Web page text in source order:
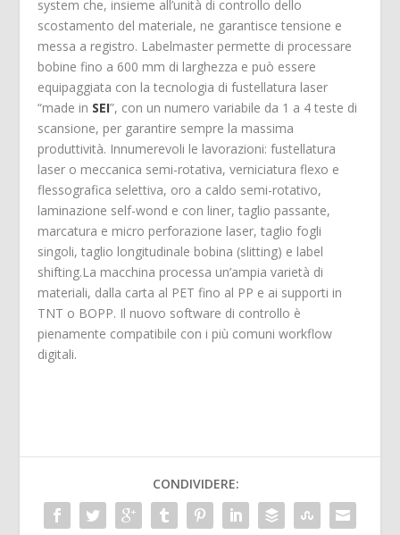
system che, insieme all’unità di controllo dello
scostamento del materiale, ne garantisce tensione e
messa a registro. Labelmaster permette di processare
bobine fino a 600 mm di larghezza e può essere
equipaggiata con la tecnologia di fustellatura laser
“made in SEI”, con un numero variabile da 1 a 4 teste di
scansione, per garantire sempre la massima
produttività. Innumerevoli le lavorazioni: fustellatura
laser o meccanica semi-rotativa, verniciatura flexo e
flessografica selettiva, oro a caldo semi-rotativo,
laminazione self-wond e con liner, taglio passante,
marcatura e micro perforazione laser, taglio fogli
singoli, taglio longitudinale bobina (slitting) e label
shifting.La macchina processa un’ampia varietà di
materiali, dalla carta al PET fino al PP e ai supporti in
TNT o BOPP. Il nuovo software di controllo è
pienamente compatibile con i più comuni workflow
digitali.
CONDIVIDERE: